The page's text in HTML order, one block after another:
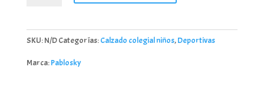
cantidad
SKU:N/DCategorías:Calzado colegial niños,Deportivas
Marca:Pablosky